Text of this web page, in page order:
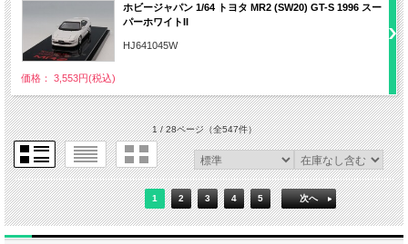
ホビージャパン 1/64 トヨタ MR2 (SW20) GT-S 1996 スー
パーホワイトII
HJ641045W
価格： 3,553円(税込)
1 / 28ページ（全547件）
1 2 3 4 5 次へ